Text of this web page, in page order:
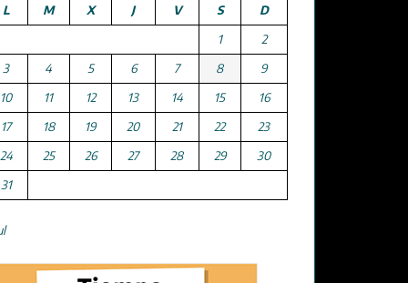
L M X J V S
D
1
2
3
4 5 6 7 8
9
10
11 12 13 14 15
16
17
18 19 20 21 22
23
24
25 26 27 28 29
30
31